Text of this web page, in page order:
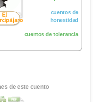
El
cuentos de
honestidad
cuentos de tolerancia
de este cuento